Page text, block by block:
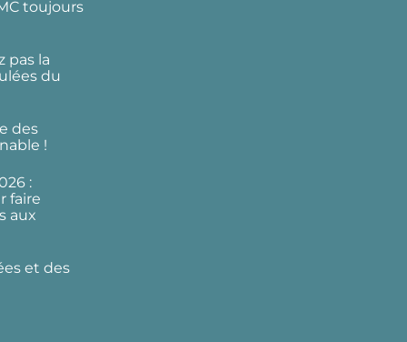
toujours
pas la
du
des
!
:
faire
aux
et des